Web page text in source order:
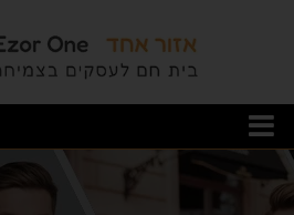
מסך לד לעסקים